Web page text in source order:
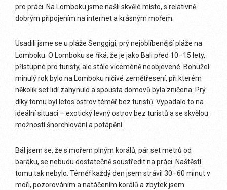
pro práci. Na Lomboku jsme našli skvělé místo, s relativně
dobrým připojením na internet a krásným mořem.
Usadili jsme se u pláže Senggigi, prý nejoblíbenější pláže na
Lomboku. O Lomboku se říká, že je jako Bali před 10–15 lety,
přístupné pro turisty, ale stále víceméně neobjevené. Bohužel
minulý rok bylo na Lomboku ničivé zemětřesení, při kterém
několik set lidí zahynulo a spousta domovů byla zničena. Prý
díky tomu byl letos ostrov téměř bez turistů. Vypadalo to na
ideální situaci – exotický levný ostrov bez turistů a se skvělou
možností šnorchlování a potápění.
Bál jsem se, že s mořem plným korálů, pár set metrů od
baráku, se nebudu dostatečně soustředit na práci. Naštěstí
tomu tak nebylo. Téměř každý den jsem strávil 30–60 minut v
moři, pozorováním a natáčením korálů a zbytek jsem